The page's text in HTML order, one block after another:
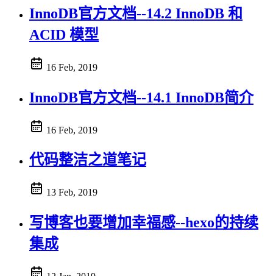
InnoDB官方文档--14.2 InnoDB 和
ACID 模型
16 Feb, 2019
InnoDB官方文档--14.1 InnoDB简介
16 Feb, 2019
代码整洁之道笔记
13 Feb, 2019
写博客也要增加幸福感--hexo的持续
集成